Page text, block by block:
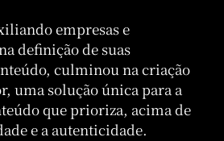
empresas e
definição de suas
culminou na criação
uma solução única para a
que prioriza, acima de
e a autenticidade.